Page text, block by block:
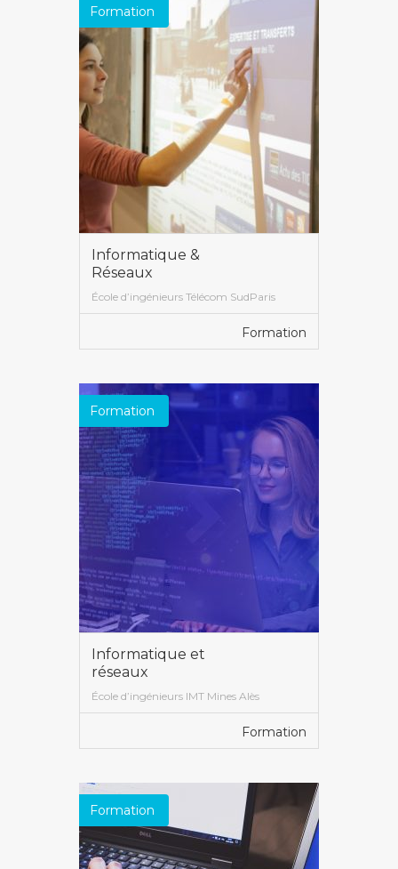
Formation
Informatique &
Réseaux
École d’ingénieurs Télécom SudParis
Formation
Formation
Informatique et
réseaux
École d’ingénieurs IMT Mines Alès
Formation
Formation